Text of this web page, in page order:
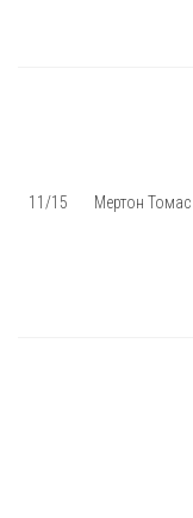
11/15 Мертон Томас